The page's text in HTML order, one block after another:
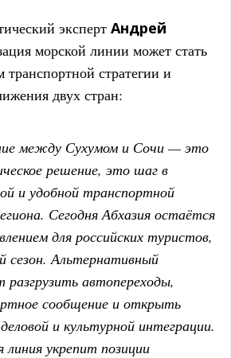
эксперт Андрей
морской линии может стать
стратегии и
двух стран:
между Сухумом и Сочи — это
решение, это шаг в
и удобной транспортной
Сегодня Абхазия остаётся
для российских туристов,
сезон. Альтернативный
автопереходы,
сообщение и открыть
и культурной интеграции.
укрепит позиции